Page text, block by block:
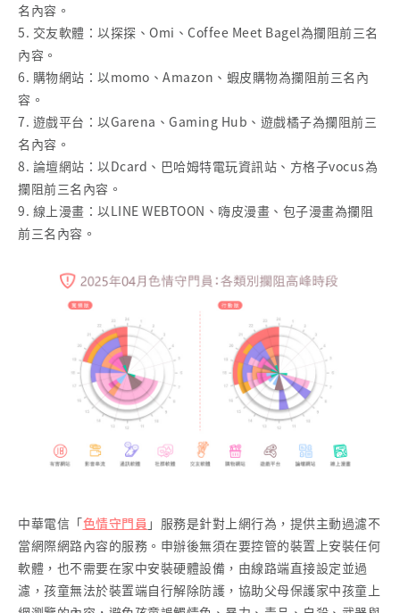
名內容。
5. 交友軟體：以探探、Omi、Coffee Meet Bagel為攔阻前三名
內容。
6. 購物網站：以momo、Amazon、蝦皮購物為攔阻前三名內
容。
7. 遊戲平台：以Garena、Gaming Hub、遊戲橘子為攔阻前三
名內容。
8. 論壇網站：以Dcard、巴哈姆特電玩資訊站、方格子vocus為
攔阻前三名內容。
9. 線上漫畫：以LINE WEBTOON、嗨皮漫畫、包子漫畫為攔阻
前三名內容。
中華電信「色情守門員 」服務是針對上網行為，提供主動過濾不
當網際網路內容的服務。申辦後無須在要控管的裝置上安裝任何
軟體，也不需要在家中安裝硬體設備，由線路端直接設定並過
濾，孩童無法於裝置端自行解除防護，協助父母保護家中孩童上